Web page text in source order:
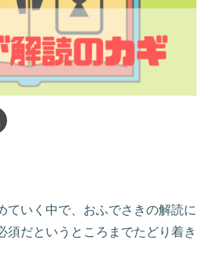
ていく中で、おふでさきの解読に
須だというところまでたどり着き